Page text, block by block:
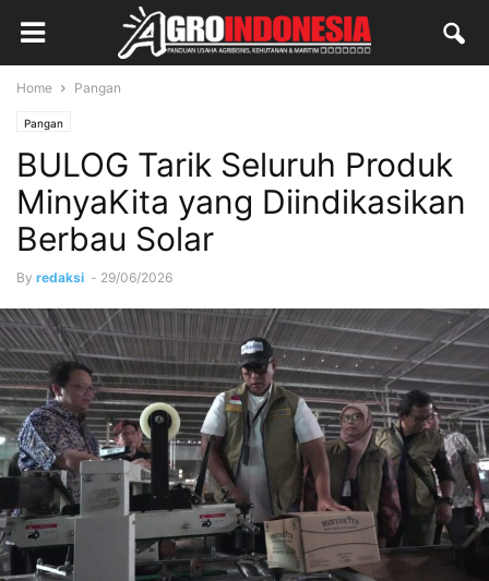
Home Pangan
Pangan
BULOG Tarik Seluruh Produk
MinyaKita yang Diindikasikan
Berbau Solar
By redaksi - 29/06/2026